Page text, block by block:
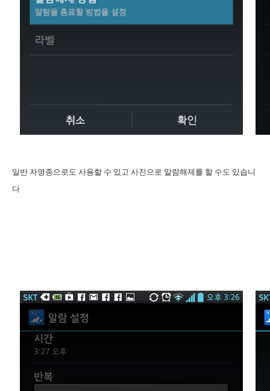
일반 자명종으로도 사용할 수 있고 사진으로 알람해제를 할 수도 있습니
다